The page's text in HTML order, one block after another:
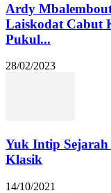
Ardy
Laiskodat Cabut
Pukul...
28/02/2023
Yuk Intip Sejarah
Klasik
14/10/2021